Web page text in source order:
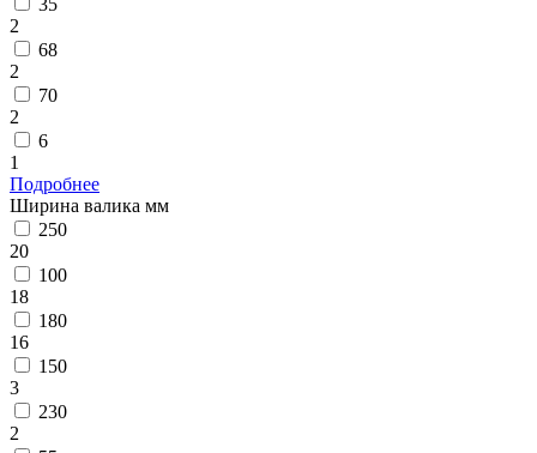
35
2
68
2
70
2
6
1
Подробнее
Ширина валика мм
250
20
100
18
180
16
150
3
230
2